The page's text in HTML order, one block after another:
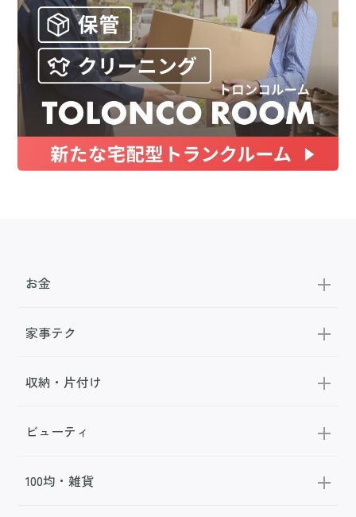
お金
家事テク
収納・片付け
ビューティ
100均・雑貨